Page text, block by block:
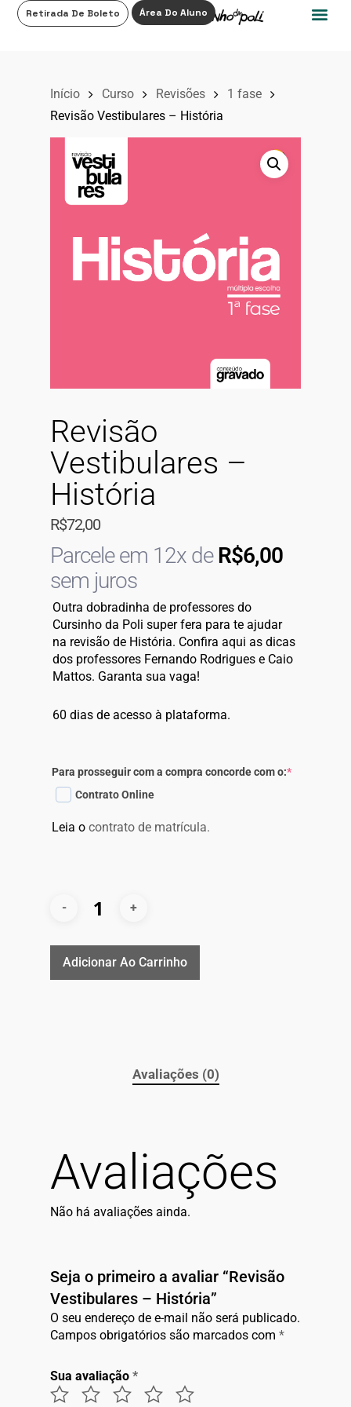
Retirada De Boleto Área Do Aluno
Início Curso Revisões
1 fase
Revisão Vestibulares – História
Revisão
Vestibulares –
História
R$72,00
Parcele em 12x deR$6,00
sem juros
Outra dobradinha de professores do
Cursinho da Poli super fera para te ajudar
na revisão de História. Confira aqui as dicas
dos professores Fernando Rodrigues e Caio
Mattos. Garanta sua vaga!
60 dias de acesso à plataforma.
Para prosseguir com a compra concorde com o:*
Contrato Online
Leia o contrato de matrícula.
Adicionar Ao Carrinho
Avaliações (0)
Avaliações
Não há avaliações ainda.
Seja o primeiro a avaliar “Revisão
Vestibulares – História”
O seu endereço de e-mail não será publicado.
Campos obrigatórios são marcados com *
Sua avaliação *